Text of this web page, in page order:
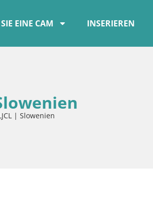
EINE CAM INSERIEREN
| Slowenien